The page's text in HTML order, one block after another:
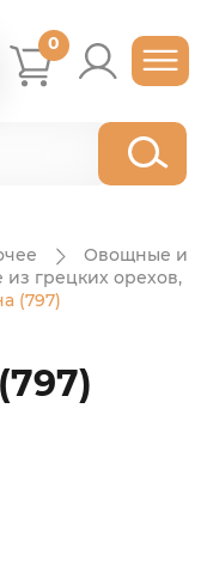
0
Овощные и
из грецких орехов,
(797)